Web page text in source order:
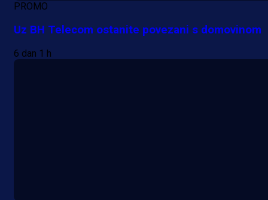
PROMO
Uz BH Telecom ostanite povezani s domovinom
6 dan 1 h